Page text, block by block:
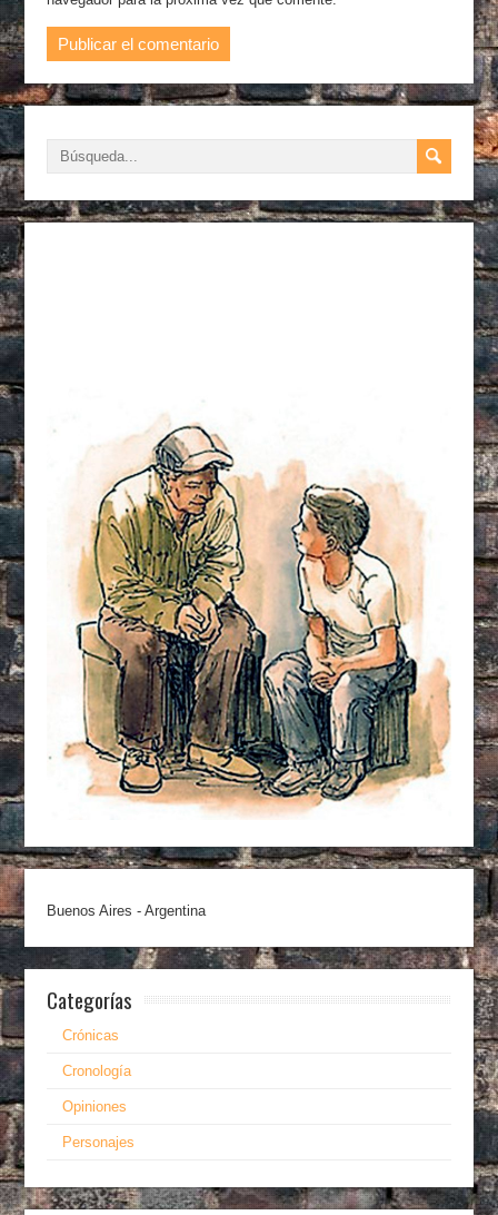
Buenos Aires - Argentina
Categorías
Crónicas
Cronología
Opiniones
Personajes